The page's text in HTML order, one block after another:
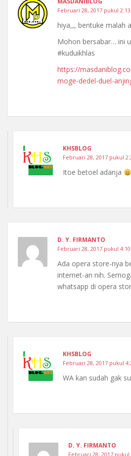
Februari 28, 2017 pukul
hiya,,, bentuke malah
Mohon bersabar… ini
#kuduikhlas
https://
moge-dedel-duel-
KHSBLOG
Februari 28, 2017 pukul
Itoe betoel adanja
D. Y. FIRMANTO
Februari 28, 2017 pukul
Ada opera store-nya
internet-an nih.
whatsapp di opera
KHSBLOG
Februari 28, 2017 pukul
WA kan sudah gak
D. Y. FIRMANTO
Februari 28, 2017 pukul